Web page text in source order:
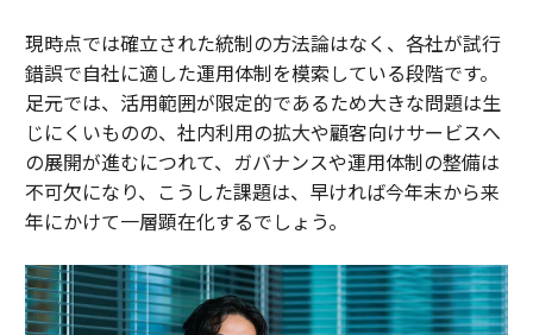
現時点では確立された統制の方法論はなく、各社が試行
錯誤で自社に適した運用体制を模索している段階です。
足元では、活用範囲が限定的であるため大きな問題は生
じにくいものの、社内利用の拡大や顧客向けサービスへ
の展開が進むにつれて、ガバナンスや運用体制の整備は
不可欠になり、こうした課題は、早ければ今年末から来
年にかけて一層顕在化するでしょう。